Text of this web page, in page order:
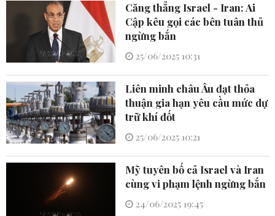
Căng thẳng Israel - Iran: Ai
Cập kêu gọi các bên tuân thủ
ngừng bắn
25/06/2025 10:31
Liên minh châu Âu đạt thỏa
thuận gia hạn yêu cầu mức dự
trữ khí đốt
25/06/2025 10:21
Mỹ tuyên bố cả Israel và Iran
cùng vi phạm lệnh ngừng bắn
24/06/2025 19:45